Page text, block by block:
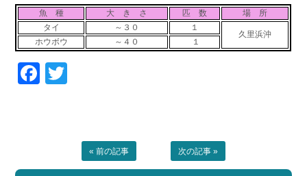
お問い合わせ
Contact us
会社概要
Company
採用情報 リンク集
魚 種 大 き さ 匹 数
場 所
タイ
～３０ １
久里浜沖
ホウボウ ～４０ １
Facebook
« 前の記事 次の記事 »